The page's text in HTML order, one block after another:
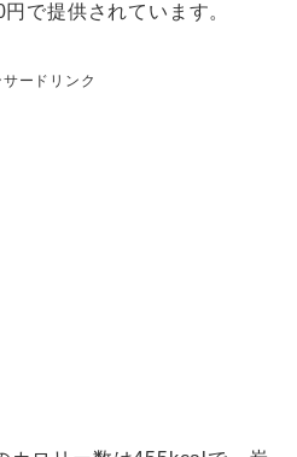
で提供されています。
ードリンク